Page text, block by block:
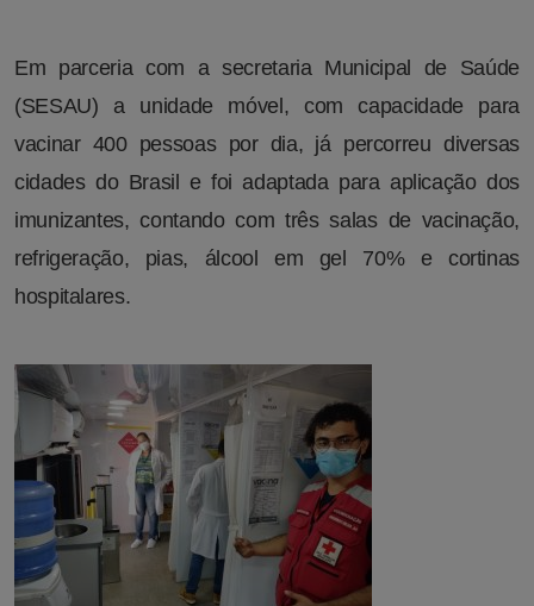
Em parceria com a secretaria Municipal de Saúde
(SESAU) a unidade móvel, com capacidade para
vacinar 400 pessoas por dia, já percorreu diversas
cidades do Brasil e foi adaptada para aplicação dos
imunizantes, contando com três salas de vacinação,
refrigeração, pias, álcool em gel 70% e cortinas
hospitalares.